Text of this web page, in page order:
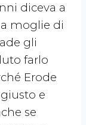
diceva a
moglie di
gli
farlo
Erode
e
se